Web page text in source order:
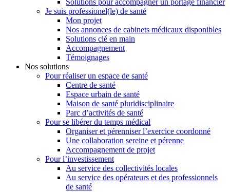
Je suis professionel(le) de santé
Mon projet
Nos annonces de cabinets médicaux disponibles
Solutions clé en main
Accompagnement
Témoignages
Nos solutions
Pour réaliser un espace de santé
Centre de santé
Espace urbain de santé
Maison de santé pluridisciplinaire
Parc d’activités de santé
Pour se libérer du temps médical
Organiser et pérenniser l’exercice coordonné
Une collaboration sereine et pérenne
Accompagnement de projet
Pour l’investissement
Au service des collectivités locales
Au service des opérateurs et des professionnels
de santé